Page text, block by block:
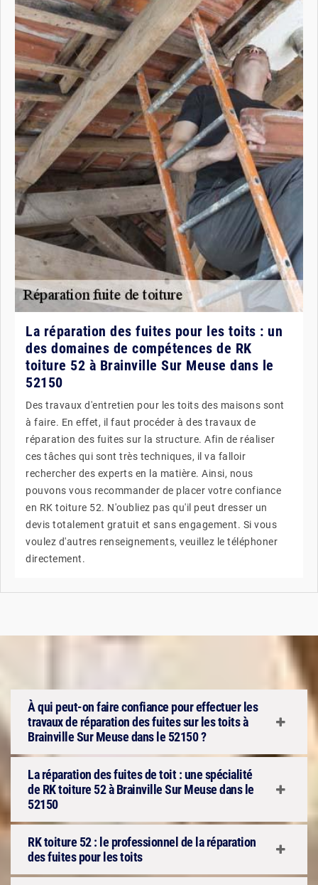
La réparation des fuites pour les toits : un
des domaines de compétences de RK
toiture 52 à Brainville Sur Meuse dans le
52150
Des travaux d'entretien pour les toits des maisons sont
à faire. En effet, il faut procéder à des travaux de
réparation des fuites sur la structure. Afin de réaliser
ces tâches qui sont très techniques, il va falloir
rechercher des experts en la matière. Ainsi, nous
pouvons vous recommander de placer votre confiance
en RK toiture 52. N'oubliez pas qu'il peut dresser un
devis totalement gratuit et sans engagement. Si vous
voulez d'autres renseignements, veuillez le téléphoner
directement.
À qui peut-on faire confiance pour effectuer les
travaux de réparation des fuites sur les toits à
Brainville Sur Meuse dans le 52150 ?
La réparation des fuites de toit : une spécialité
de RK toiture 52 à Brainville Sur Meuse dans le
52150
RK toiture 52 : le professionnel de la réparation
des fuites pour les toits